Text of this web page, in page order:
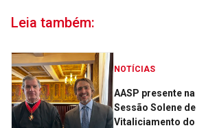
Leia também:
NOTÍCIAS
AASP presente na
Sessão Solene de
Vitaliciamento do